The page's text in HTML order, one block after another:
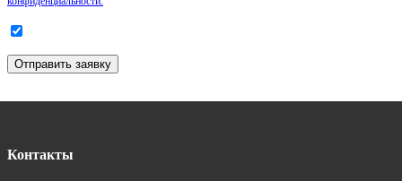
Отправить заявку
Контакты